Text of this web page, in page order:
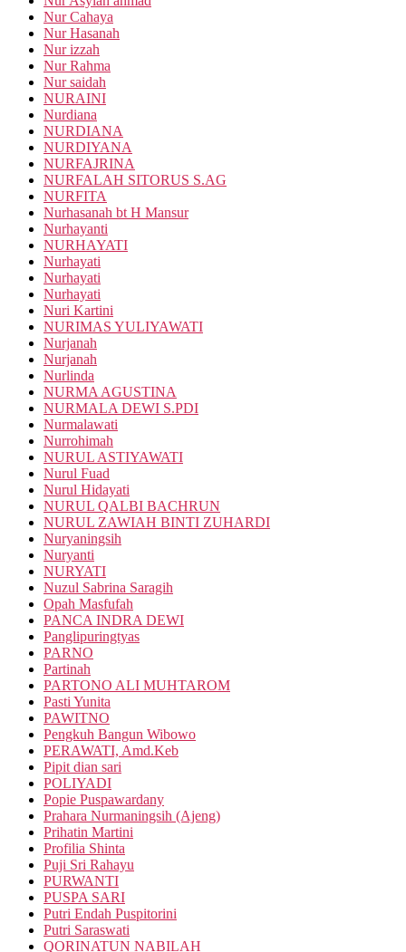
Nur Cahaya
Nur Hasanah
Nur izzah
Nur Rahma
Nur saidah
NURAINI
Nurdiana
NURDIANA
NURDIYANA
NURFAJRINA
NURFALAH SITORUS S.AG
NURFITA
Nurhasanah bt H Mansur
Nurhayanti
NURHAYATI
Nurhayati
Nurhayati
Nurhayati
Nuri Kartini
NURIMAS YULIYAWATI
Nurjanah
Nurjanah
Nurlinda
NURMA AGUSTINA
NURMALA DEWI S.PDI
Nurmalawati
Nurrohimah
NURUL ASTIYAWATI
Nurul Fuad
Nurul Hidayati
NURUL QALBI BACHRUN
NURUL ZAWIAH BINTI ZUHARDI
Nuryaningsih
Nuryanti
NURYATI
Nuzul Sabrina Saragih
Opah Masfufah
PANCA INDRA DEWI
Panglipuringtyas
PARNO
Partinah
PARTONO ALI MUHTAROM
Pasti Yunita
PAWITNO
Pengkuh Bangun Wibowo
PERAWATI, Amd.Keb
Pipit dian sari
POLIYADI
Popie Puspawardany
Prahara Nurmaningsih (Ajeng)
Prihatin Martini
Profilia Shinta
Puji Sri Rahayu
PURWANTI
PUSPA SARI
Putri Endah Puspitorini
Putri Saraswati
QORINATUN NABILAH